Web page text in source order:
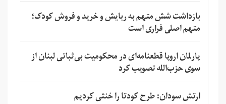
بازداشت شش متهم به ربایش و خرید و فروش کودک؛
متهم اصلی فراری است
پارلمان اروپا قطعنامه‌ای در محکومیت بی‌ثباتی لبنان از
سوی حزب‌الله تصویب کرد
ارتش سودان: طرح کودتا را خنثی کردیم